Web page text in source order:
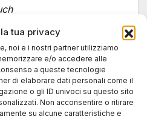
tua privacy
noi e i nostri partner utilizziamo
e/o accedere alle
a queste tecnologie
di elaborare dati personali come il
o gli ID univoci su questo sito
Non acconsentire o ritirare
su alcune caratteristiche e
Gheghi
: Scandar Copti
: Who Loves the